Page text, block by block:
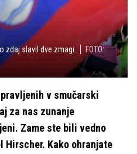
zdaj slavil dve zmagi.
FOTO:
v smučarski
za nas zunanje
Zame ste bili vedno
Kako ohranjate